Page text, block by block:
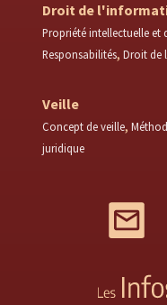
Droit de
Propriété intellectuelle et
Responsabilités Droit de
Veille
Concept de veille
juridique